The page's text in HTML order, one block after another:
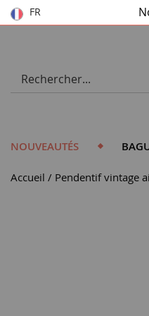
FR
NOUVEAUTÉS
Accueil Pendentif vintage